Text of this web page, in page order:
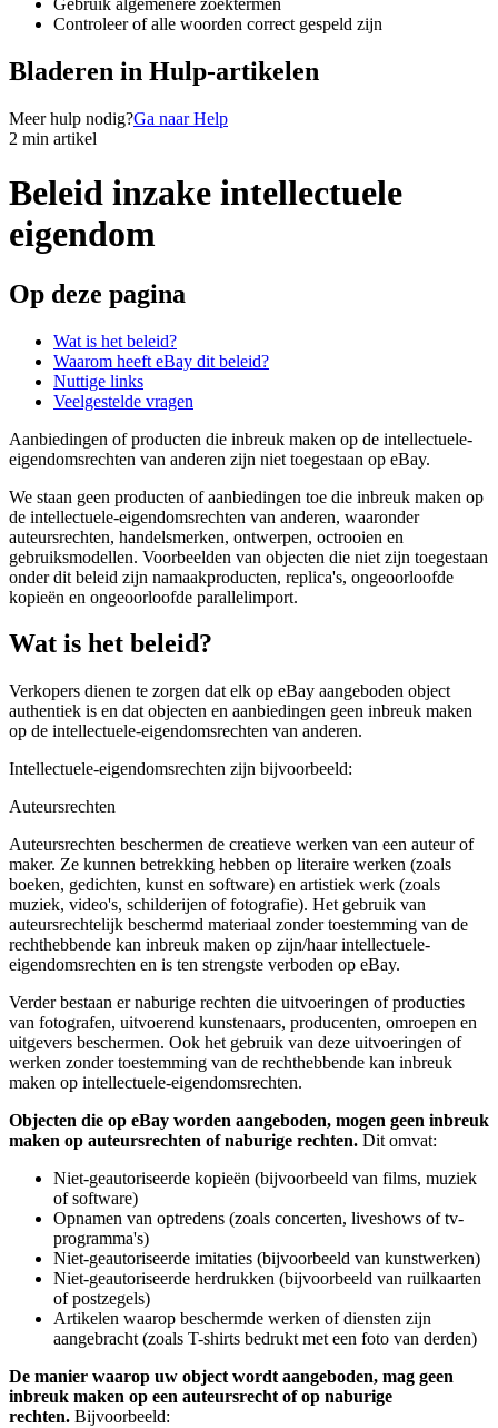
Gebruik algemenere zoektermen
Controleer of alle woorden correct gespeld zijn
Bladeren in Hulp-artikelen
Meer hulp nodig?Ga naar Help
2 min artikel
Beleid inzake intellectuele
eigendom
Op deze pagina
Wat is het beleid?
Waarom heeft eBay dit beleid?
Nuttige links
Veelgestelde vragen
Aanbiedingen of producten die inbreuk maken op de intellectuele-
eigendomsrechten van anderen zijn niet toegestaan op eBay.
We staan geen producten of aanbiedingen toe die inbreuk maken op
de intellectuele-eigendomsrechten van anderen, waaronder
auteursrechten, handelsmerken, ontwerpen, octrooien en
gebruiksmodellen. Voorbeelden van objecten die niet zijn toegestaan
onder dit beleid zijn namaakproducten, replica's, ongeoorloofde
kopieën en ongeoorloofde parallelimport.
Wat is het beleid?
Verkopers dienen te zorgen dat elk op eBay aangeboden object
authentiek is en dat objecten en aanbiedingen geen inbreuk maken
op de intellectuele-eigendomsrechten van anderen.
Intellectuele-eigendomsrechten zijn bijvoorbeeld:
Auteursrechten
Auteursrechten beschermen de creatieve werken van een auteur of
maker. Ze kunnen betrekking hebben op literaire werken (zoals
boeken, gedichten, kunst en software) en artistiek werk (zoals
muziek, video's, schilderijen of fotografie). Het gebruik van
auteursrechtelijk beschermd materiaal zonder toestemming van de
rechthebbende kan inbreuk maken op zijn/haar intellectuele-
eigendomsrechten en is ten strengste verboden op eBay.
Verder bestaan er naburige rechten die uitvoeringen of producties
van fotografen, uitvoerend kunstenaars, producenten, omroepen en
uitgevers beschermen. Ook het gebruik van deze uitvoeringen of
werken zonder toestemming van de rechthebbende kan inbreuk
maken op intellectuele-eigendomsrechten.
Objecten die op eBay worden aangeboden, mogen geen inbreuk
maken op auteursrechten of naburige rechten. Dit omvat:
Niet-geautoriseerde kopieën (bijvoorbeeld van films, muziek
of software)
Opnamen van optredens (zoals concerten, liveshows of tv-
programma's)
Niet-geautoriseerde imitaties (bijvoorbeeld van kunstwerken)
Niet-geautoriseerde herdrukken (bijvoorbeeld van ruilkaarten
of postzegels)
Artikelen waarop beschermde werken of diensten zijn
aangebracht (zoals T-shirts bedrukt met een foto van derden)
De manier waarop uw object wordt aangeboden, mag geen
inbreuk maken op een auteursrecht of op naburige
rechten. Bijvoorbeeld: